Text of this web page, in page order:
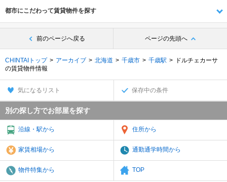
都市にこだわって賃貸物件を探す
前のページへ戻る ページの先頭へ
CHINTAIトップ アーカイブ 北海道 千歳市 千歳駅
ドルチェカーサ
の賃貸物件情報
気になるリスト 保存中の条件
別の探し方でお部屋を探す
沿線・駅から 住所から
家賃相場から 通勤通学時間から
物件特集から TOP